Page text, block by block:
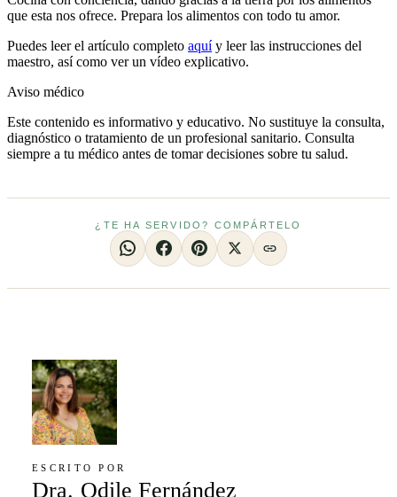
que esta nos ofrece. Prepara los alimentos con todo tu amor.
Puedes leer el artículo completo aquíy leer las instrucciones del
maestro, así como ver un vídeo explicativo.
Aviso médico
Este contenido es informativo y educativo. No sustituye la consulta,
diagnóstico o tratamiento de un profesional sanitario. Consulta
siempre a tu médico antes de tomar decisiones sobre tu salud.
¿TE HA SERVIDO? COMPÁRTELO
ESCRITO POR
Dra. Odile Fernández